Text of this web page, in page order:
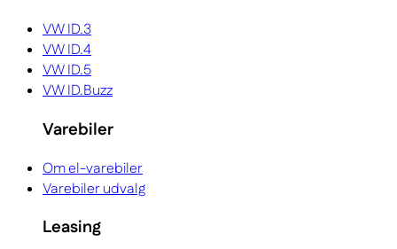
VW ID.3
VW ID.4
VW ID.5
VW ID.Buzz
Varebiler
Om el-varebiler
Varebiler udvalg
Leasing